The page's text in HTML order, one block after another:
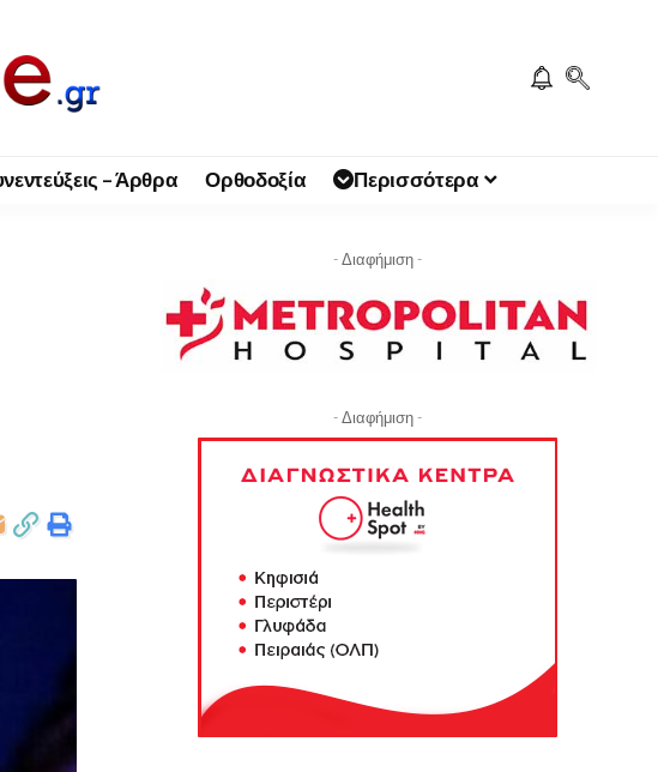
– Άρθρα Ορθοδοξία Περισσότερα
- Διαφήμιση -
- Διαφήμιση -